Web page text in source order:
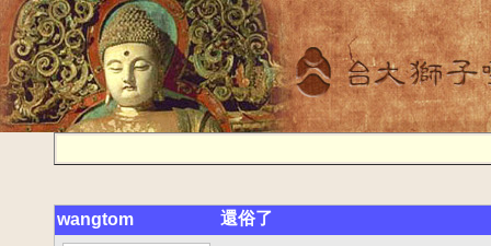
wangtom 還俗了